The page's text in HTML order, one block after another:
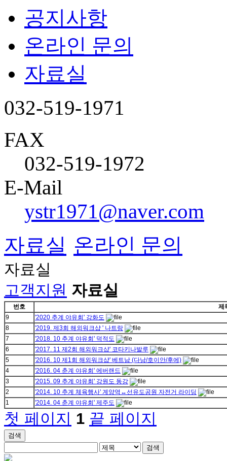
공지사항
온라인 문의
자료실
032-519-1971
FAX
032-519-1972
E-Mail
ystr1971@naver.com
자료실 온라인 문의
자료실
고객지원 자료실
번호
제
9
'2020 추계 야유회' 강화도
8
'2019. 제3회 해외워크샵 ' 나트랑
7
'2018. 10 추계 야유회' 덕적도
6
'2017. 11 제2회 해외워크샵' 코타키나발루
5
'2016. 10 제1회 해외워크샵' 베트남 (다낭/호이안/후에)
4
'2016. 04 춘계 야유회' 에버랜드
3
'2015. 09 추계 야유회' 강원도 동강
2
'2014. 10 추계 체육행사' 계양역↔선유도공원 자전거 라이딩
1
'2014. 04 춘계 야유회' 제주도
첫 페이지 1 끝 페이지
검색
검색